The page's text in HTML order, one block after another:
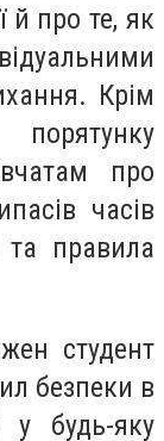
й про те, як
Крім
про
часів
та правила
студент
безпеки в
у будь-яку